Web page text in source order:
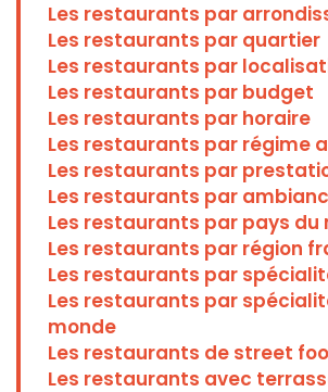
Les restaurants par
Les restaurants par quartier
Les restaurants par
Les restaurants par budget
Les restaurants par horaire
Les restaurants par régime
Les restaurants par
Les restaurants par
Les restaurants par pays du
Les restaurants par région
Les restaurants par
Les restaurants par
monde
Les restaurants de street
Les restaurants avec